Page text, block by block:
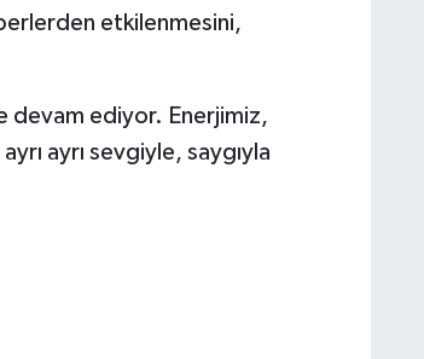
etkilenmesini,
devam ediyor. Enerjimiz,
ayrı sevgiyle, saygıyla